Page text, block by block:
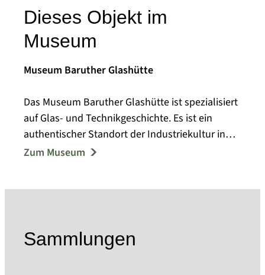
Dieses Objekt im
Museum
Museum Baruther Glashütte
Das Museum Baruther Glashütte ist spezialisiert
auf Glas- und Technikgeschichte. Es ist ein
authentischer Standort der Industriekultur in
der Werkssiedlung Baruther Glashütte, die seit
aus über 30 Gebäuden, die selbst als Exponate
zu werten sind.
Zum Museum
Sammlungen